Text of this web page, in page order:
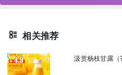
相关推荐
汲赏杨枝甘露